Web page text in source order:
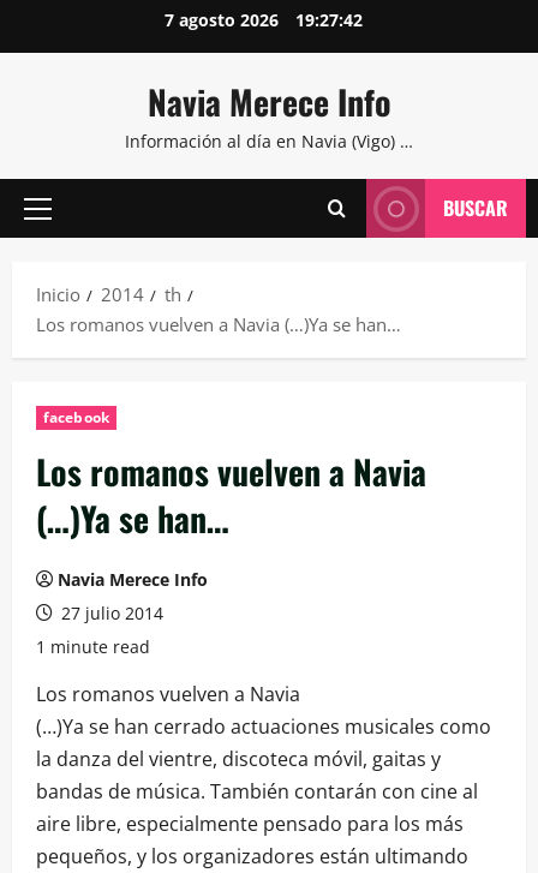
al
7 agosto 2026 19:27:42
Navia Merece Info
Información al día en Navia (Vigo) …
Menú
BUSCAR
Inicio 2014
th
Los romanos vuelven a Navia (…)Ya se han…
facebook
Los romanos vuelven a Navia
(…)Ya se han…
Navia Merece Info
27 julio 2014
1 minute read
Los romanos vuelven a Navia
(…)Ya se han cerrado actuaciones musicales como
la danza del vientre, discoteca móvil, gaitas y
bandas de música. También contarán con cine al
aire libre, especialmente pensado para los más
pequeños, y los organizadores están ultimando